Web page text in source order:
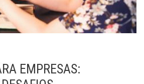
EMPRESAS: